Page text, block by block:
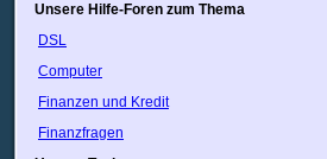
Unsere Hilfe-Foren zum Thema
DSL
Computer
Finanzen und Kredit
Finanzfragen